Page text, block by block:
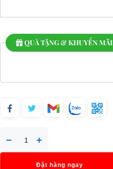
QUÀ TẶNG & KHUYẾN MÃI
Đặt hàng ngay